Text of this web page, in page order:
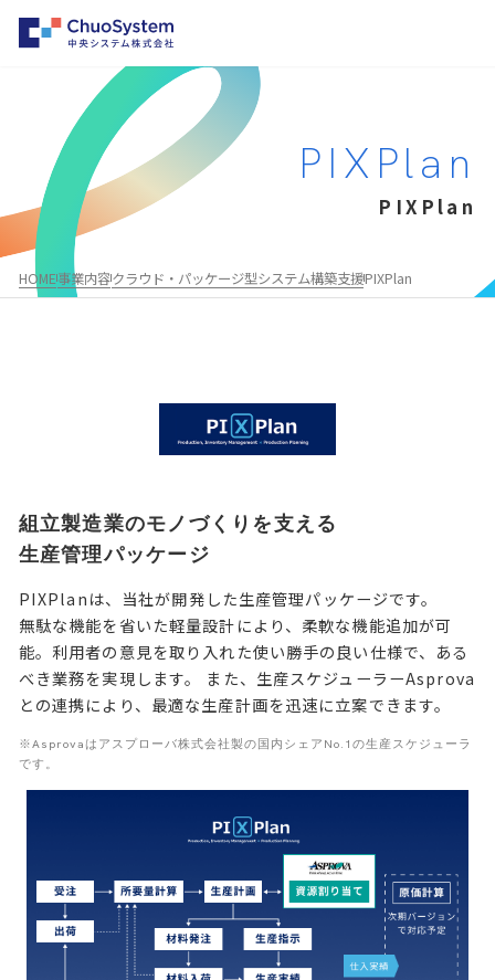
HOME
事業内容
事業内容トップ
システムインテグレーション
クラウド・パッケージ型システム構築支援
PIXPlan
Factory-ONE 電脳工場
インフラ・セキュリティソリューション
Microsoft365導入支援サービス
クラウド認証基盤ソリューション
オンプレミス・クラウドネットワーク整備
企業情報
企業情報トップ
会社概要・沿革
パートナー募集
PIXPlan
PIXPlan
HOME事業内容クラウド・パッケージ型システム構築支援PIXPlan
組立製造業のモノづくりを支える
生産管理パッケージ
PIXPlanは、当社が開発した生産管理パッケージです。
無駄な機能を省いた軽量設計により、柔軟な機能追加が可
能。利用者の意見を取り入れた使い勝手の良い仕様で、ある
べき業務を実現します。 また、生産スケジューラーAsprova
との連携により、最適な生産計画を迅速に立案できます。
※Asprovaはアスプローバ株式会社製の国内シェアNo.1の生産スケジューラ
です。